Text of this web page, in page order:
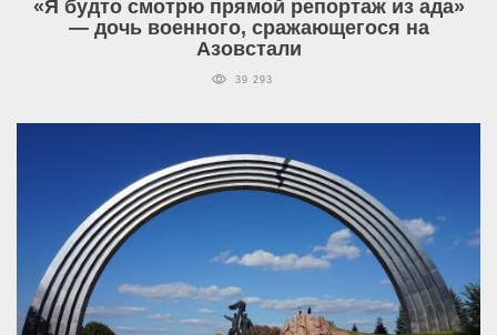
«Я будто смотрю прямой репортаж из ада»
— дочь военного, сражающегося на
Азовстали
39 293